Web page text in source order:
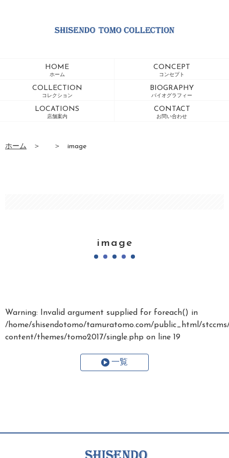
HOME
ホーム
CONCEPT
コンセプト
COLLECTION
コレクション
BIOGRAPHY
バイオグラフィー
LOCATIONS
店舗案内
CONTACT
お問い合わせ
ホーム ＞ ＞ image
image
Warning: Invalid argument supplied for foreach() in
/home/shisendotomo/tamuratomo.com/public_html/
content/themes/tomo2017/single.php on line 19
一覧